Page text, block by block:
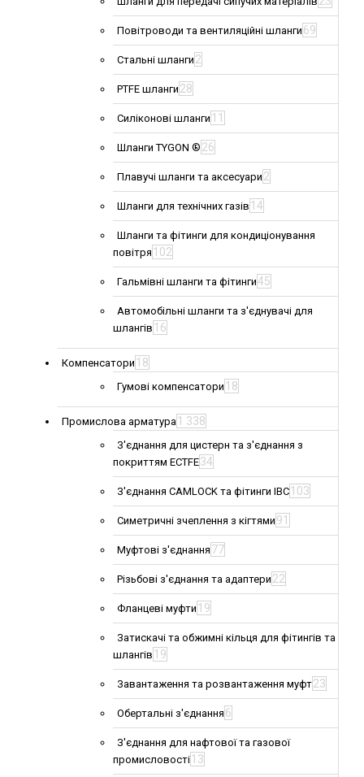
Повітроводи та вентиляційні шланги 69
Стальні шланги 2
PTFE шланги 28
Силіконові шланги 11
Шланги TYGON ® 26
Плавучі шланги та аксесуари 2
Шланги для технічних газів 14
Шланги та фітинги для кондиціонування
повітря 102
Гальмівні шланги та фітинги45
Автомобільні шланги та з'єднувачі для
шлангів 16
Компенсатори 18
Гумові компенсатори 18
Промислова арматура 1 338
З'єднання для цистерн та з'єднання з
покриттям ECTFE34
З'єднання CAMLOCK та фітинги IBC 103
Симетричні зчеплення з кігтями 91
Муфтові з'єднання 77
Різьбові з'єднання та адаптери 22
Фланцеві муфти 19
Затискачі та обжимні кільця для фітингів та
шлангів 19
Завантаження та розвантаження муфт23
Обертальні з'єднання 6
З'єднання для нафтової та газової
промисловості 13